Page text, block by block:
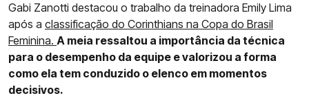
Gabi Zanotti destacou o trabalho da treinadora Emily Lima
após a classificação do Corinthians na Copa do Brasil
Feminina. A meia ressaltou a importância da técnica
para o desempenho da equipe e valorizou a forma
como ela tem conduzido o elenco em momentos
decisivos.